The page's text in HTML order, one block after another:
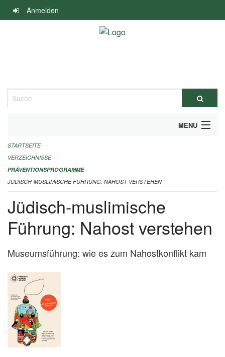
Navigation
überspringen
Anmelden
Suche
MENU
DURCHFÜHRUNG UND FINANZIERUNG
IMPRESSUM
STARTSEITE
VERZEICHNISSE
PRÄVENTIONSPROGRAMME
JÜDISCH-MUSLIMISCHE FÜHRUNG: NAHOST VERSTEHEN
Jüdisch-muslimische
Führung: Nahost verstehen
Museumsführung: wie es zum Nahostkonflikt kam